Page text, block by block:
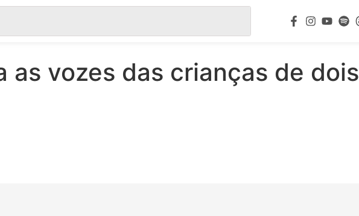
as vozes das crianças de dois